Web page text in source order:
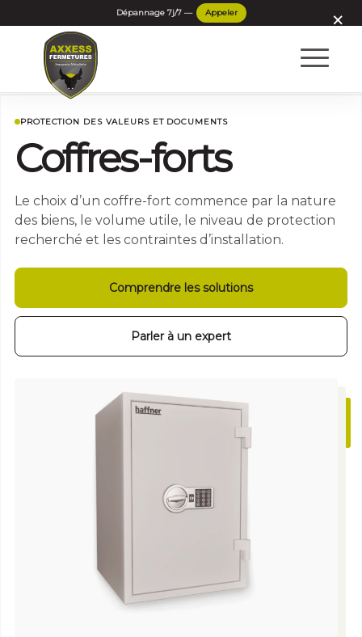
PROTECTION DES VALEURS ET DOCUMENTS
Coffres-forts
Le choix d’un coffre-fort commence par la nature
des biens, le volume utile, le niveau de protection
recherché et les contraintes d’installation.
Comprendre les solutions
Parler à un expert
×